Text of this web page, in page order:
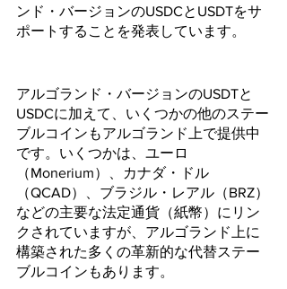
ンド・バージョンのUSDCとUSDTをサ
ポートすることを発表しています。
アルゴランド・バージョンのUSDTと
USDCに加えて、いくつかの他のステー
ブルコインもアルゴランド上で提供中
です。いくつかは、ユーロ
（Monerium）、カナダ・ドル
（QCAD）、ブラジル・レアル（BRZ）
などの主要な法定通貨（紙幣）にリン
クされていますが、アルゴランド上に
構築された多くの革新的な代替ステー
ブルコインもあります。